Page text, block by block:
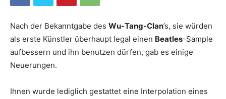
Nach der Bekanntgabe des Wu-Tang-Clan’s, sie würden
als erste Künstler überhaupt legal einen Beatles-Sample
aufbessern und ihn benutzen dürfen, gab es einige
Neuerungen.
Ihnen wurde lediglich gestattet eine Interpolation eines